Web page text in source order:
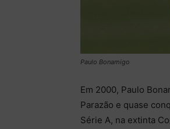
Paulo Bonamigo
Em 2000, Paulo
Parazão e quase
Série A, na extinta